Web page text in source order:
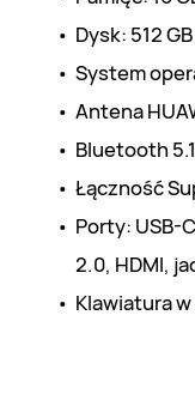
Dysk: 512
System
Antena
Bluetooth 5.1
Łączność
Porty: USB-
2.0, HDMI,
Klawiatura w